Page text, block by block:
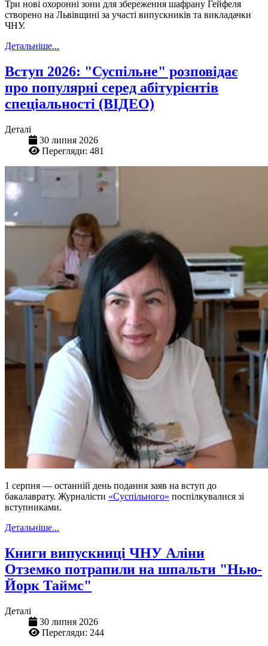
Три нові охоронні зони для збереження шафрану Гейфеля
створено на Львівщині за участі випускників та викладачки
ЧНУ.
Детальніше...
Вступ 2026: "Суспільне" розповідає
про популярні серед абітурієнтів
спеціальності (ВІДЕО)
Деталі
30 липня 2026
Перегляди: 481
1 серпня — останній день подання заяв на вступ до
бакалаврату. Журналісти «Суспільного» поспілкувалися зі
вступниками.
Детальніше...
Книги випускниці ЧНУ Аліни
Отземко потрапили на шпальти "Нью-
Йорк Таймс"
Деталі
30 липня 2026
Перегляди: 244